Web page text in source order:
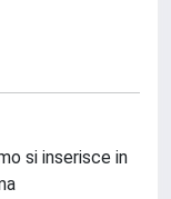
si inserisce in